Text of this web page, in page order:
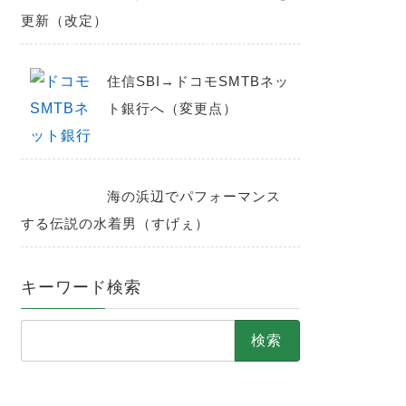
更新（改定）
住信SBI→ドコモSMTBネッ
ト銀行へ（変更点）
海の浜辺でパフォーマンス
する伝説の水着男（すげぇ）
キーワード検索
索: